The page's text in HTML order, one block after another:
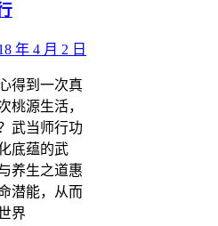
年 4 月 2 日
得到一次真
桃源生活，
武当师行功
底蕴的武
养生之道惠
潜能，从而
界